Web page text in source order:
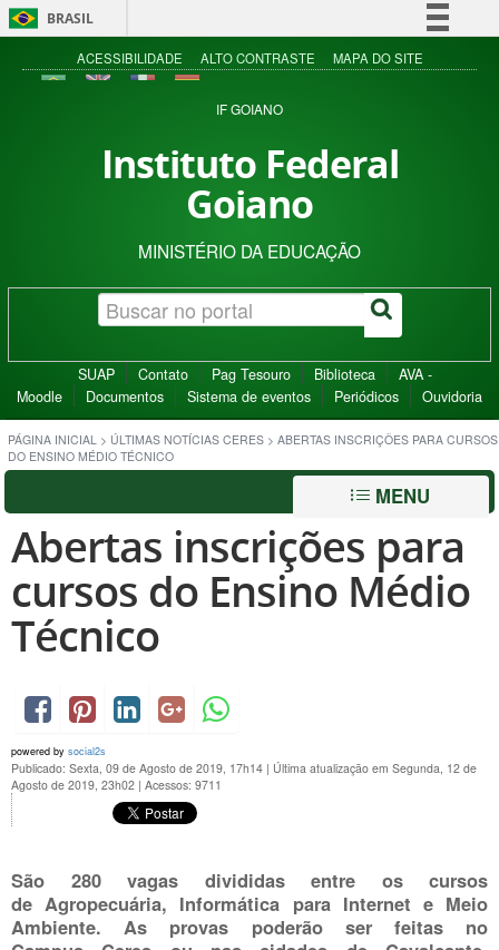
BRASIL
Simplifique!
Acesso à informação
ACESSIBILIDADE ALTO CONTRASTE MAPA DO SITE
IF GOIANO
Instituto Federal
Goiano
MINISTÉRIO DA EDUCAÇÃO
SUAP Contato Pag Tesouro Biblioteca
AVA -
Moodle
Documentos Sistema de eventos Periódicos Ouvidoria
PÁGINA INICIAL > ÚLTIMAS NOTÍCIAS CERES > ABERTAS INSCRIÇÕES PARA CURSOS
DO ENSINO MÉDIO TÉCNICO
MENU
Abertas inscrições para
cursos do Ensino Médio
Técnico
powered by social2s
Publicado: Sexta, 09 de Agosto de 2019, 17h14 | Última atualização em Segunda, 12 de
Agosto de 2019, 23h02 | Acessos: 9711
São 280 vagas divididas entre os cursos
de Agropecuária, Informática para Internet e Meio
Ambiente. As provas poderão ser feitas no